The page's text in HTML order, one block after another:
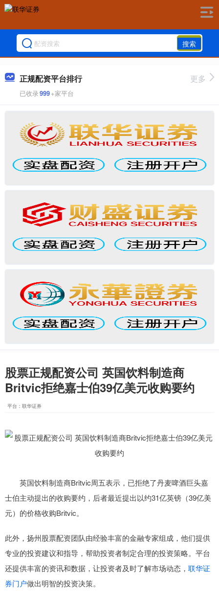
搜索
正规配资平台排行
已收录999+家平台
更多
股票正规配资公司 英国饮料制造商
Britvic拒绝嘉士伯39亿美元收购要约
平台：联华证券
英国饮料制造商Britvic周五表示，已拒绝了丹麦啤酒巨头嘉
士伯主动提出的收购要约，后者最近提出以约31亿英镑（39亿美
元）的价格收购Britvic。
此外，扬州股票配资团队由经验丰富的金融专家组成，他们提供
专业的投资建议和指导，帮助投资者制定合理的投资策略。平台
还提供丰富的资讯和数据，让投资者及时了解市场动态， 联华证
券门户做出明智的投资决策。